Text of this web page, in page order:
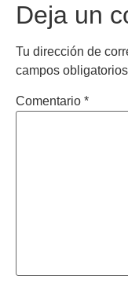
Deja un
Tu dirección de
campos
Comentario *